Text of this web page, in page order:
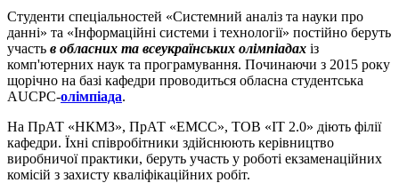
Студенти спеціальностей «Системний аналіз та науки про
данні» та «Інформаційні системи і технології» постійно беруть
участь в обласних та всеукраїнських олімпіадах із
комп'ютерних наук та програмування. Починаючи з 2015 року
щорічно на базі кафедри проводиться обласна студентська
AUCPC-олімпіада.
На ПрАТ «НКМЗ», ПрАТ «ЕМСС», ТОВ «IT 2.0» діють філії
кафедри. Їхні співробітники здійснюють керівництво
виробничої практики, беруть участь у роботі екзаменаційних
комісій з захисту кваліфікаційних робіт.